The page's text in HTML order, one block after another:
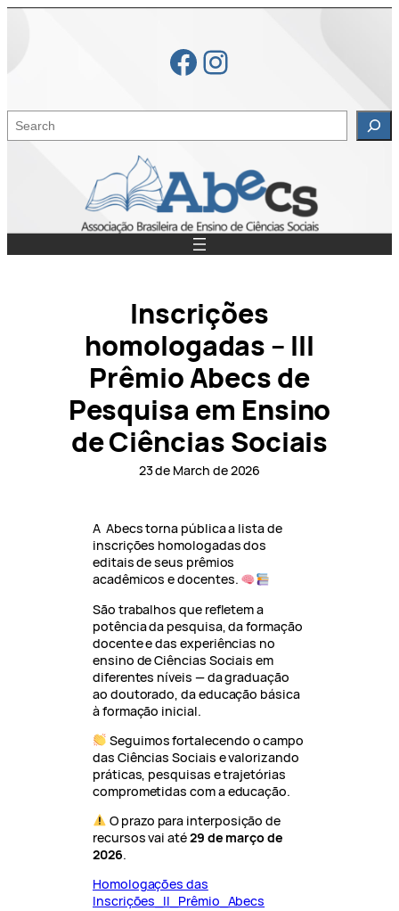
Skip
Facebook Instagram
Inscrições
homologadas – III
Prêmio Abecs de
Pesquisa em Ensino
de Ciências Sociais
23 de March de 2026
A Abecs torna pública a lista de
inscrições homologadas dos
editais de seus prêmios
acadêmicos e docentes.
São trabalhos que refletem a
potência da pesquisa, da formação
docente e das experiências no
ensino de Ciências Sociais em
diferentes níveis — da graduação
ao doutorado, da educação básica
à formação inicial.
Seguimos fortalecendo o campo
das Ciências Sociais e valorizando
práticas, pesquisas e trajetórias
comprometidas com a educação.
O prazo para interposição de
recursos vai até29 de março de
2026.
Homologações das
Inscrições_II_Prêmio_Abecs